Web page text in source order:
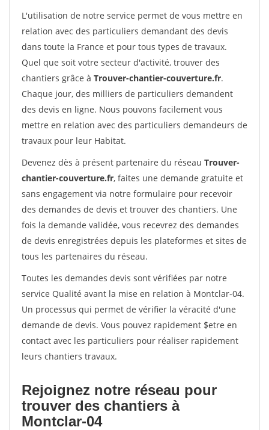
L'utilisation de notre service permet de vous mettre en
relation avec des particuliers demandant des devis
dans toute la France et pour tous types de travaux.
Quel que soit votre secteur d'activité, trouver des
chantiers grâce à Trouver-chantier-couverture.fr.
Chaque jour, des milliers de particuliers demandent
des devis en ligne. Nous pouvons facilement vous
mettre en relation avec des particuliers demandeurs de
travaux pour leur Habitat.
Devenez dès à présent partenaire du réseau Trouver-
chantier-couverture.fr, faites une demande gratuite et
sans engagement via notre formulaire pour recevoir
des demandes de devis et trouver des chantiers. Une
fois la demande validée, vous recevrez des demandes
de devis enregistrées depuis les plateformes et sites de
tous les partenaires du réseau.
Toutes les demandes devis sont vérifiées par notre
service Qualité avant la mise en relation à Montclar-04.
Un processus qui permet de vérifier la véracité d'une
demande de devis. Vous pouvez rapidement $etre en
contact avec les particuliers pour réaliser rapidement
leurs chantiers travaux.
Rejoignez notre réseau pour
trouver des chantiers à
Montclar-04